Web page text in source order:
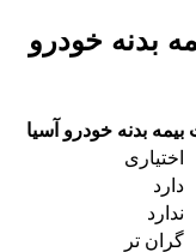
بدنه خودرو
بیمه بدنه خودرو آسیا
اختیاری
دارد
ندارد
گران تر